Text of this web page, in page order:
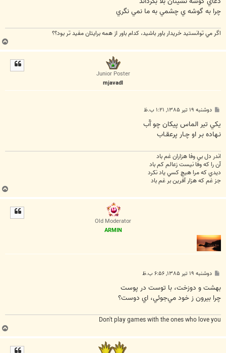
چرا به گوشه ي چشمي به ما نمي نگري
اگر مي توانستيد خريدار باور باشيد، كدام باور از همه برايتان مفيد تر بود؟؟
ب
ا
Junior Poster
mjavadl
پ
ت
دوشنبه ۱۹ تیر ۱۳۸۵, ۱:۲۱ ب.ظ
يکي تير الماس پيکان چو آّب
نـهاده بـر او چـار پرعقـاب
اندر دل بي وفا هزاران غم باد
آن را که وفا نيست زعالم کم باد
ديدي که مرا هيچ کسي ياد نکرد
جز غم که هزار آفرين بر غم باد
ب
ا
Old Moderator
ARMIN
پ
ت
دوشنبه ۱۹ تیر ۱۳۸۵, ۶:۵۶ ب.ظ
بهشت و دوزخت، با توست در پوست
چرا بيرون ز خود مي‌جوئي، اي دوست؟
Don't play games with the ones who love you
ب
ا